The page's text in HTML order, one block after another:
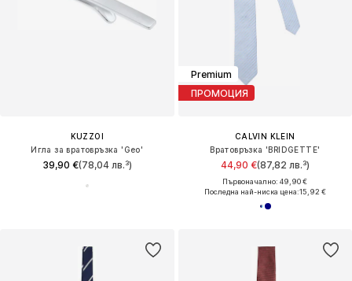
KUZZOI
Игла за вратовръзка 'Geo'
39,90 €(78,04 лв.³)
Premium
ПРОМОЦИЯ
CALVIN KLEIN
Вратовръзка 'BRIDGETTE'
44,90 €(87,82 лв.³)
Първоначално: 49,90 €
Последна най-ниска цена:15,92 €